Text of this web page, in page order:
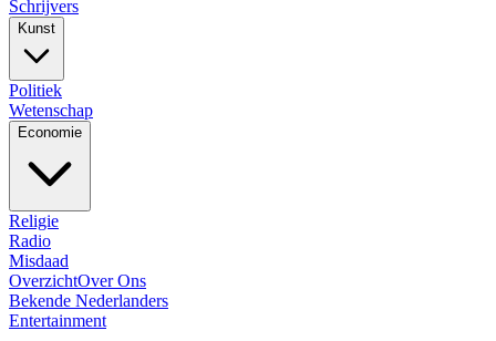
Schrijvers
Kunst
Politiek
Wetenschap
Economie
Religie
Radio
Misdaad
OverzichtOver Ons
Bekende Nederlanders
Entertainment